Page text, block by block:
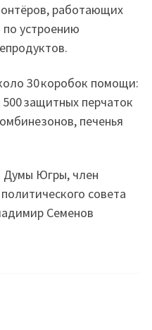
работающих
устроению
30 коробок помощи:
защитных перчаток
печенья
Думы Югры, член
совета
Семенов